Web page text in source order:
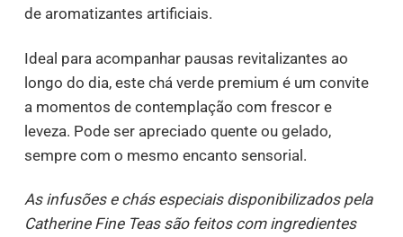
de aromatizantes artificiais.
Ideal para acompanhar pausas revitalizantes ao
longo do dia, este chá verde premium é um convite
a momentos de contemplação com frescor e
leveza. Pode ser apreciado quente ou gelado,
sempre com o mesmo encanto sensorial.
As infusões e chás especiais disponibilizados pela
Catherine Fine Teas são feitos com ingredientes